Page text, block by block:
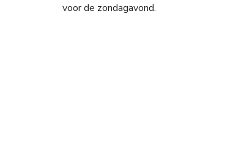
voor de zondagavond.